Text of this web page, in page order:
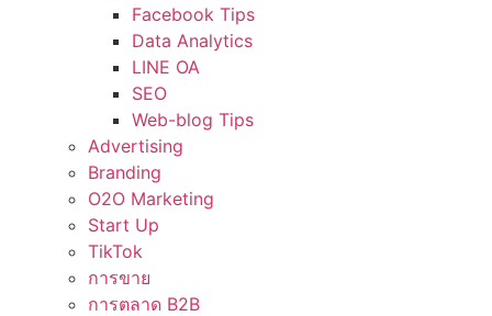
Facebook Tips
Data Analytics
LINE OA
SEO
Web-blog Tips
Advertising
Branding
O2O Marketing
Start Up
TikTok
การขาย
การตลาด B2B